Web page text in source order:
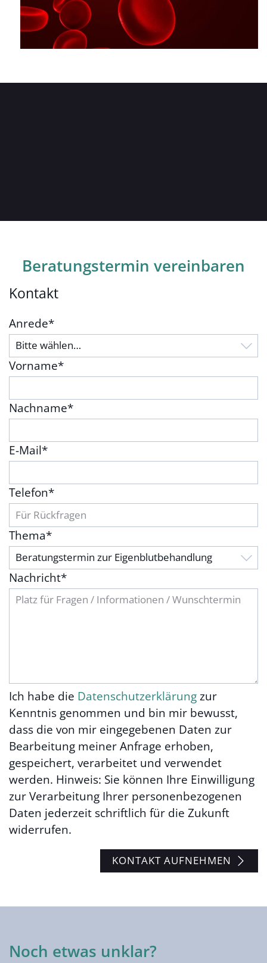
Beratungstermin vereinbaren
Kontakt
Anrede*
Vorname*
Nachname*
E-Mail*
Telefon*
Thema*
Nachricht*
Ich habe die Datenschutzerklärungzur
Kenntnis genommen und bin mir bewusst,
dass die von mir eingegebenen Daten zur
Bearbeitung meiner Anfrage erhoben,
gespeichert, verarbeitet und verwendet
werden. Hinweis: Sie können Ihre Einwilligung
zur Verarbeitung Ihrer personenbezogenen
Daten jederzeit schriftlich für die Zukunft
widerrufen.
KONTAKT AUFNEHMEN
Noch etwas unklar?